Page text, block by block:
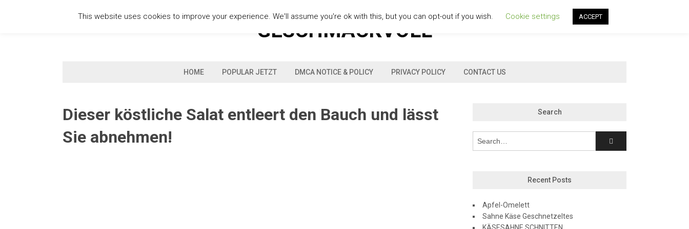
GESCHMACKVOLL
HOME POPULAR JETZT DMCA NOTICE & POLICY PRIVACY POLICY CONTACT US
Dieser köstliche Salat entleert den Bauch und lässt
Sie abnehmen!
Search
Recent Posts
Apfel-Omelett
Sahne Käse Geschnetzeltes
This website uses cookies to improve your experience. We'll assume you're ok with this, but you can opt-out if you wish. Cookie settings ACCEPT